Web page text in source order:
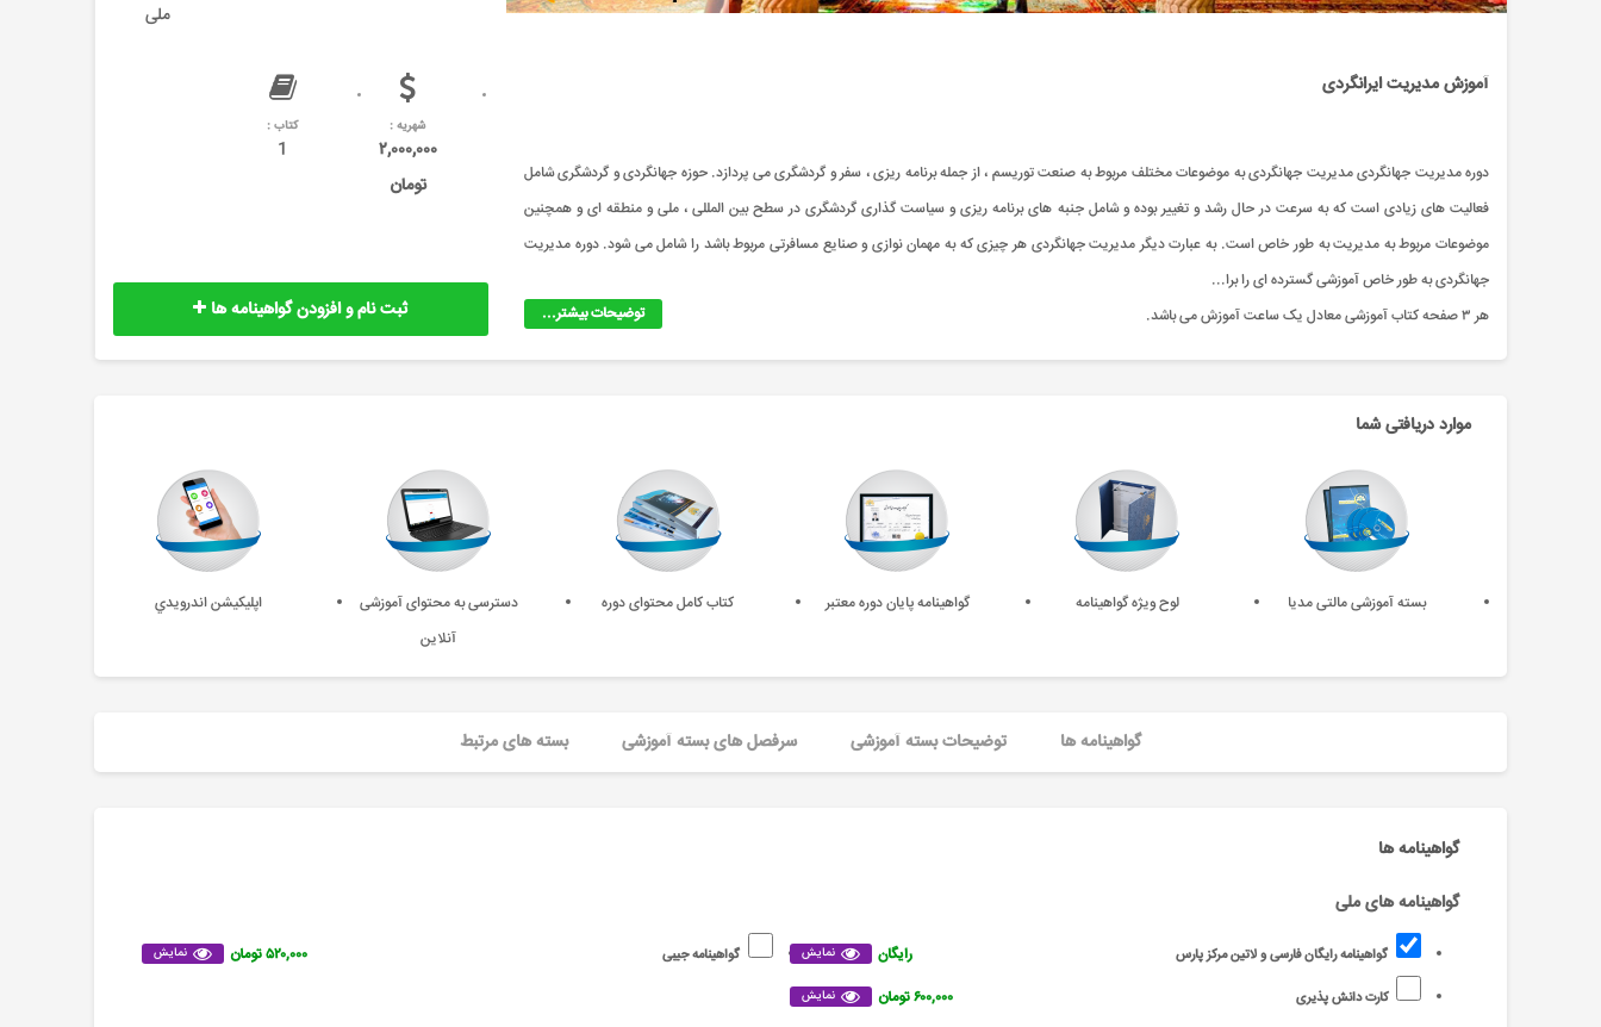
آموزش مدیریت ایرانگردی
دوره مدیریت جهانگردی مدیریت جهانگردی به موضوعات مختلف مربوط به صنعت توریسم ، از جمله برنامه ریزی ، سفر و گردشگری می پردازد. حوزه جهانگردی و گردشگری شامل
فعالیت های زیادی است که به سرعت در حال رشد و تغییر بوده و شامل جنبه های برنامه ریزی و سیاست گذاری گردشگری در سطح بین المللی ، ملی و منطقه ای و همچنین
موضوعات مربوط به مدیریت به طور خاص است. به عبارت دیگر مدیریت جهانگردی هر چیزی که به مهمان نوازی و صنایع مسافرتی مربوط باشد را شامل می شود. دوره مدیریت
جهانگردی به طور خاص آموزشی گسترده ای را برا...
توضیحات بیشتر...
هر ۳ صفحه کتاب آموزشی معادل یک ساعت آموزش می باشد.
ملی
شهریه :
۲,۰۰۰,۰۰۰
تومان
کتاب :
1
ثبت نام و افزودن گواهینامه ها
موارد دریافتی شما
بسته آموزشی مالتی مدیا لوح ویژه گواهینامه گواهینامه پایان دوره معتبر کتاب کامل محتوای دوره
دسترسی به محتوای آموزشی
آنلاین
اپليکيشن اندرويدي
گواهینامه ها توضیحات بسته آموزشی سرفصل های بسته آموزشی بسته های مرتبط
گواهینامه ها
گواهینامه های ملی
گواهینامه رایگان فارسی و لاتین مرکز پارس نمایش رایگان
کارت دانش پذیری نمایش ۶۰۰,۰۰۰ تومان
گواهینامه جیبی نمایش ۵۲۰,۰۰۰ تومان